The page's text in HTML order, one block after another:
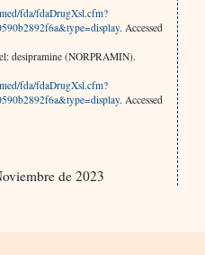
fda/fdaDrugXsl.cfm?
. Accessed
desipramine (NORPRAMIN).
fda/fdaDrugXsl.cfm?
. Accessed
de 2023